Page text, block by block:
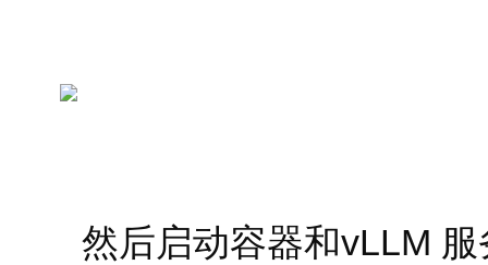
然后启动容器和vLLM 服